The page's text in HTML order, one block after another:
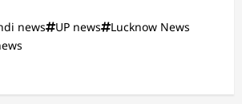
news UP news
Lucknow News